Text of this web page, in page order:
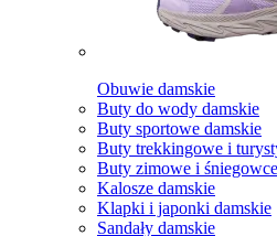
Obuwie damskie
Buty do wody damskie
Buty sportowe damskie
Buty trekkingowe i
Buty zimowe i
Kalosze damskie
Klapki i japonki damskie
Sandały damskie